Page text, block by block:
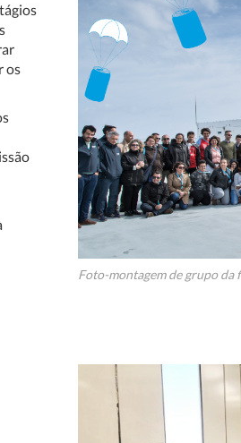
os
Foto-montagem de grupo da